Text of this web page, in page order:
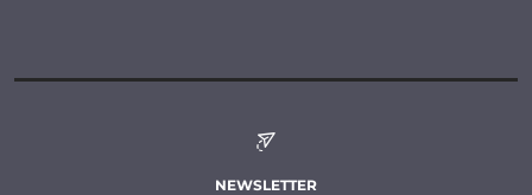
NEWSLETTER